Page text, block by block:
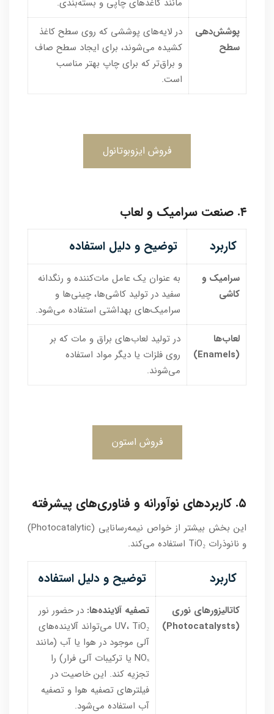
پوشش‌دهی
سطح
در لایه‌های پوششی که روی سطح کاغذ
کشیده می‌شوند، برای ایجاد سطح صاف
و براق‌تر که برای چاپ بهتر مناسب
است.
فروش ایزوبوتانول
۴. صنعت سرامیک و لعاب
کاربرد توضیح و دلیل استفاده
سرامیک و
کاشی
به عنوان یک عامل مات‌کننده و رنگدانه
سفید در تولید کاشی‌ها، چینی‌ها و
سرامیک‌های بهداشتی استفاده می‌شود.
لعاب‌ها
(Enamels)
در تولید لعاب‌های براق و مات که بر
روی فلزات یا دیگر مواد استفاده
می‌شوند.
فروش استون
۵. کاربردهای نوآورانه و فناوری‌های پیشرفته
این بخش بیشتر از خواص نیمه‌رسانایی (Photocatalytic)
و نانوذرات TiO₂ استفاده می‌کند.
کاربرد توضیح و دلیل استفاده
کاتالیزورهای نوری
(Photocatalysts)
تصفیه آلاینده‌ها: در حضور نور
UV، TiO₂ می‌تواند آلاینده‌های
آلی موجود در هوا یا آب (مانند
NOₓ یا ترکیبات آلی فرار) را
تجزیه کند. این خاصیت در
فیلترهای تصفیه هوا و تصفیه
آب استفاده می‌شود.